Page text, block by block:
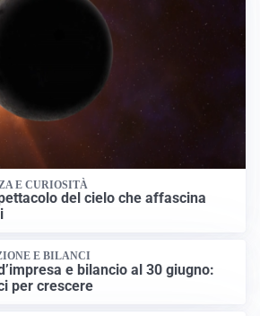
E CURIOSITÀ
del cielo che affascina
E BILANCI
e bilancio al 30 giugno:
per crescere